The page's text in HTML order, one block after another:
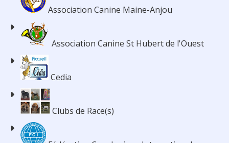
Association Canine Maine-Anjou
Association Canine St Hubert de l'Ouest
Cedia
Clubs de Race(s)